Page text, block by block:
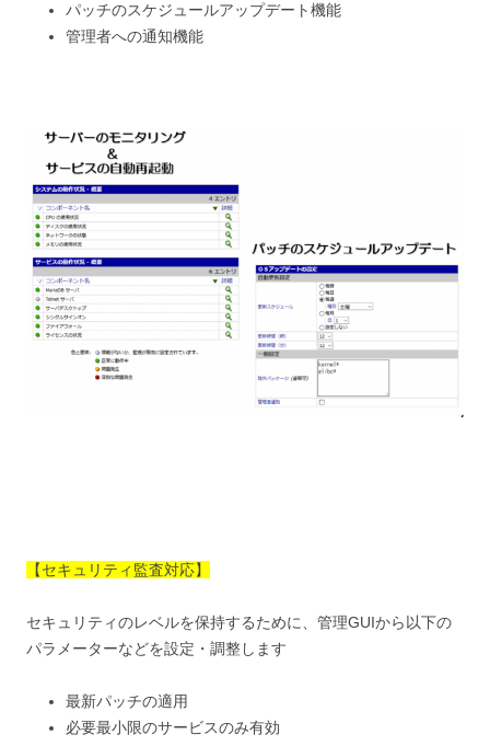
パッチのスケジュールアップデート機能
管理者への通知機能
【セキュリティ監査対応】
セキュリティのレベルを保持するために、管理GUIから以下の
パラメーターなどを設定・調整します
最新パッチの適用
必要最小限のサービスのみ有効